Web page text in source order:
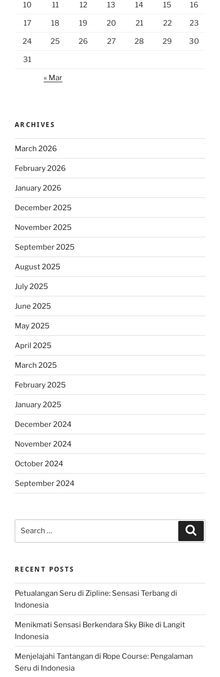
10 11 12 13 14 15 16
17 18 19 20 21 22 23
24 25 26 27 28 29 30
31
« Mar
ARCHIVES
March 2026
February 2026
January 2026
December 2025
November 2025
September 2025
August 2025
July 2025
June 2025
May 2025
April 2025
March 2025
February 2025
January 2025
December 2024
November 2024
October 2024
September 2024
RECENT POSTS
Petualangan Seru di Zipline: Sensasi Terbang di
Indonesia
Menikmati Sensasi Berkendara Sky Bike di Langit
Indonesia
Menjelajahi Tantangan di Rope Course: Pengalaman
Seru di Indonesia